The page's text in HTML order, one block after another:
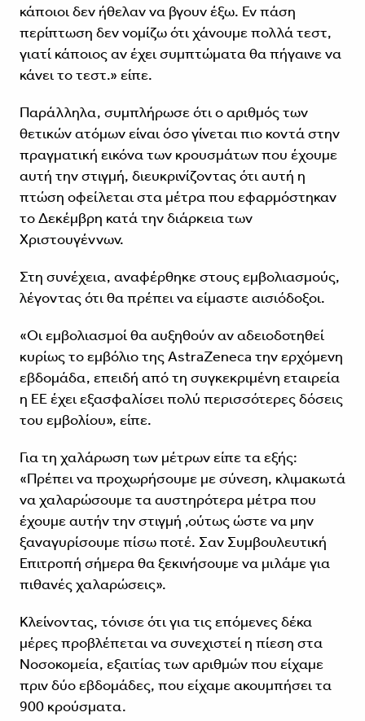
κάποιοι δεν ήθελαν να βγουν έξω. Εν πάση
περίπτωση δεν νομίζω ότι χάνουμε πολλά τεστ,
γιατί κάποιος αν έχει συμπτώματα θα πήγαινε να
κάνει το τεστ.» είπε.
Παράλληλα, συμπλήρωσε ότι ο αριθμός των
θετικών ατόμων είναι όσο γίνεται πιο κοντά στην
πραγματική εικόνα των κρουσμάτων που έχουμε
αυτή την στιγμή, διευκρινίζοντας ότι αυτή η
πτώση οφείλεται στα μέτρα που εφαρμόστηκαν
το Δεκέμβρη κατά την διάρκεια των
Χριστουγέννων.
Στη συνέχεια, αναφέρθηκε στους εμβολιασμούς,
λέγοντας ότι θα πρέπει να είμαστε αισιόδοξοι.
«Οι εμβολιασμοί θα αυξηθούν αν αδειοδοτηθεί
κυρίως το εμβόλιο της AstraZeneca την ερχόμενη
εβδομάδα, επειδή από τη συγκεκριμένη εταιρεία
η ΕΕ έχει εξασφαλίσει πολύ περισσότερες δόσεις
του εμβολίου», είπε.
Για τη χαλάρωση των μέτρων είπε τα εξής:
«Πρέπει να προχωρήσουμε με σύνεση, κλιμακωτά
να χαλαρώσουμε τα αυστηρότερα μέτρα που
έχουμε αυτήν την στιγμή ,ούτως ώστε να μην
ξαναγυρίσουμε πίσω ποτέ. Σαν Συμβουλευτική
Επιτροπή σήμερα θα ξεκινήσουμε να μιλάμε για
πιθανές χαλαρώσεις».
Κλείνοντας, τόνισε ότι για τις επόμενες δέκα
μέρες προβλέπεται να συνεχιστεί η πίεση στα
Νοσοκομεία, εξαιτίας των αριθμών που είχαμε
πριν δύο εβδομάδες, που είχαμε ακουμπήσει τα
900 κρούσματα.